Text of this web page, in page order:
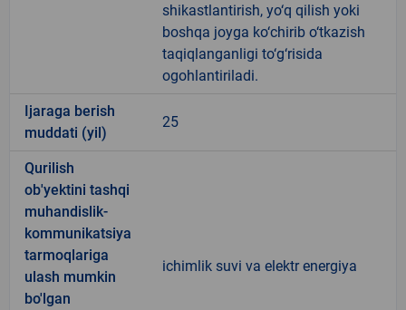
shikastlantirish, yo‘q qilish yoki
boshqa joyga ko‘chirib o‘tkazish
taqiqlanganligi to‘g‘risida
ogohlantiriladi.
Ijaraga berish
muddati (yil)
25
Qurilish
ob'yektini tashqi
muhandislik-
kommunikatsiya
tarmoqlariga
ulash mumkin
bo'lgan
ichimlik suvi va elektr energiya